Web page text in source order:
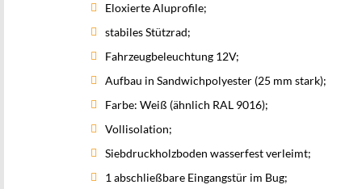
Eloxierte Aluprofile;
stabiles Stützrad;
Fahrzeugbeleuchtung 12V;
Aufbau in Sandwichpolyester (25 mm stark);
Farbe: Weiß (ähnlich RAL 9016);
Vollisolation;
Siebdruckholzboden wasserfest verleimt;
1 abschließbare Eingangstür im Bug;